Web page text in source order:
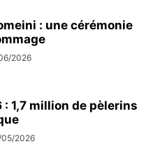
: une cérémonie
2026
: 1,7 million de pèlerins
05/2026